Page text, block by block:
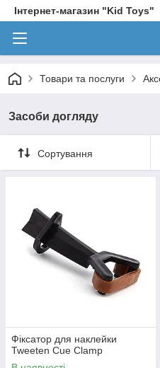
Інтернет-магазин "Kid Toys"
Товари та послуги
Засоби догляду
Сортування
Фіксатор для наклейки
Tweeten Cue Clamp